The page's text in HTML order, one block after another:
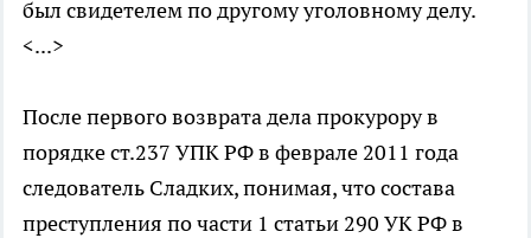
был свидетелем по другому уголовному делу.
<...>
После первого возврата дела прокурору в
порядке ст.237 УПК РФ в феврале 2011 года
следователь Сладких, понимая, что состава
преступления по части 1 статьи 290 УК РФ в